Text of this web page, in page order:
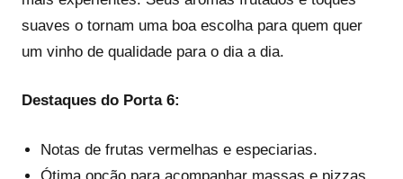
suaves o tornam uma boa escolha para quem quer
um vinho de qualidade para o dia a dia.
Destaques do Porta 6:
Notas de frutas vermelhas e especiarias.